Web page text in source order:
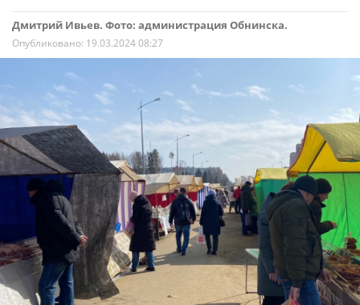
Дмитрий Ивьев. Фото: администрация Обнинска.
Опубликовано: 19.03.2024 08:27